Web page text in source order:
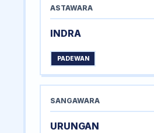
ASTAWARA
INDRA
PADEWAN
SANGAWARA
URUNGAN